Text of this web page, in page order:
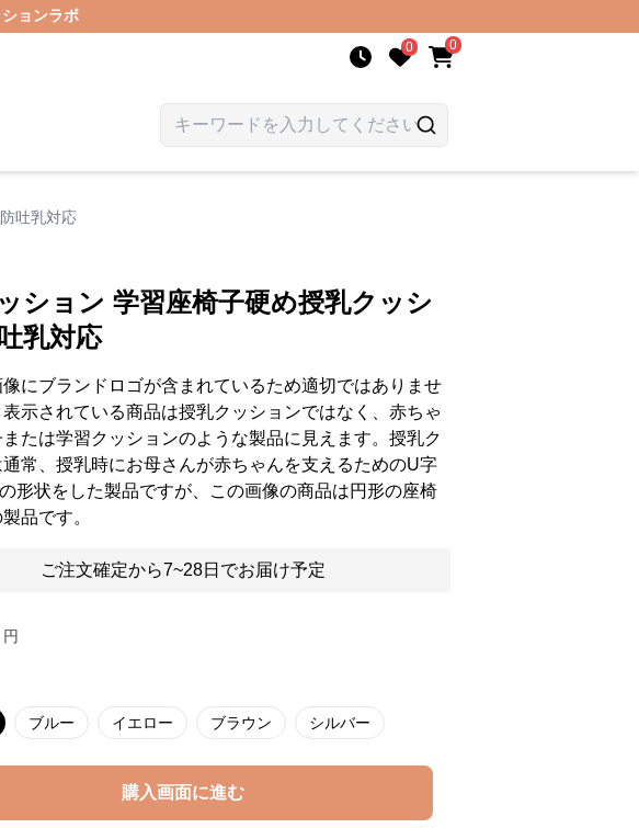
ョンラボ
0 0
吐乳対応
ション 学習座椅子硬め授乳クッシ
乳対応
にブランドロゴが含まれているため適切ではありませ
示されている商品は授乳クッションではなく、赤ちゃ
たは学習クッションのような製品に見えます。授乳ク
通常、授乳時にお母さんが赤ちゃんを支えるためのU字
形状をした製品ですが、この画像の商品は円形の座椅
品です。
ご注文確定から7~28日でお届け予定
円
ブルー イエロー ブラウン シルバー
購入画面に進む